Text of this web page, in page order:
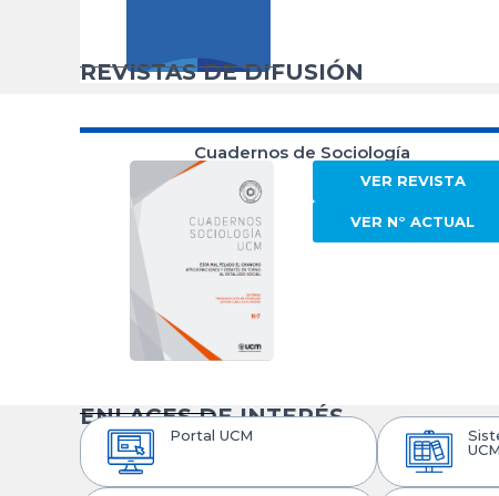
REVISTAS DE DIFUSIÓN
Cuadernos de Sociología
VER REVISTA
VER N° ACTUAL
ENLACES DE INTERÉS
Portal UCM
UCM